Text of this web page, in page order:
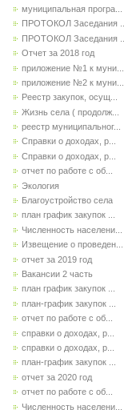
муниципальная програ...
ПРОТОКОЛ Заседания ...
ПРОТОКОЛ Заседания ...
Отчет за 2018 год
приложение №1 к муни...
приложение №2 к муни...
Реестр закупок, осущ...
Жизнь села ( продолж...
реестр муниципальног...
Справки о доходах, р...
Справки о доходах, р...
отчет по работе с об...
Экология
Благоустройство села
план график закупок ...
Численность населени...
Извещение о проведен...
отчет за 2019 год
Вакансии 2 часть
план график закупок ...
план-график закупок ...
отчет по работе с об...
справки о доходах, р...
справки о доходах, р...
план-график закупок ...
отчет за 2020 год
отчет по работе с об...
Численность населени...